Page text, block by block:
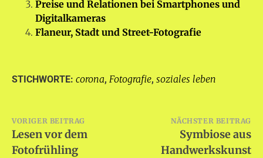
Preise und Relationen bei Smartphones und
Digitalkameras
Flaneur, Stadt und Street-Fotografie
STICHWORTE: corona, Fotografie, soziales leben
Beitragsnavigation
VORIGER BEITRAG
Lesen vor dem
Fotofrühling
NÄCHSTER BEITRAG
Symbiose aus
Handwerkskunst